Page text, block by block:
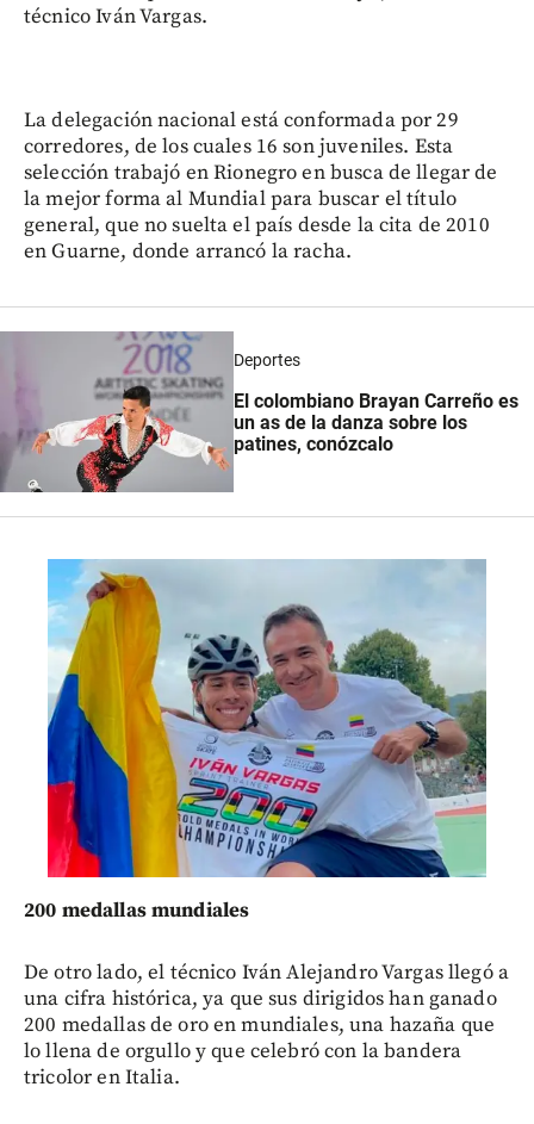
técnico Iván Vargas.
La delegación nacional está conformada por 29
corredores, de los cuales 16 son juveniles. Esta
selección trabajó en Rionegro en busca de llegar de
la mejor forma al Mundial para buscar el título
general, que no suelta el país desde la cita de 2010
en Guarne, donde arrancó la racha.
Deportes
El colombiano Brayan Carreño es
un as de la danza sobre los
patines, conózcalo
200 medallas mundiales
De otro lado, el técnico Iván Alejandro Vargas llegó a
una cifra histórica, ya que sus dirigidos han ganado
200 medallas de oro en mundiales, una hazaña que
lo llena de orgullo y que celebró con la bandera
tricolor en Italia.